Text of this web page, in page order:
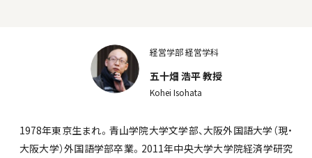
経営学部 経営学科
五十畑 浩平 教授
Kohei Isohata
1978年東京生まれ。青山学院大学文学部、大阪外国語大学（現・
大阪大学）外国語学部卒業。2011年中央大学大学院経済学研究